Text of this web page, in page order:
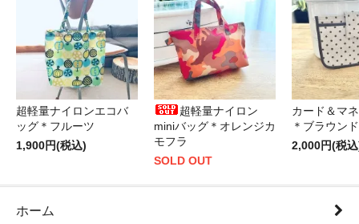
超軽量ナイロンエコバ
ッグ＊フルーツ
1,900円(税込)
超軽量ナイロン
miniバッグ＊オレンジカ
モフラ
SOLD OUT
カード＆マ
＊ブラウン
2,000円(税
ホーム